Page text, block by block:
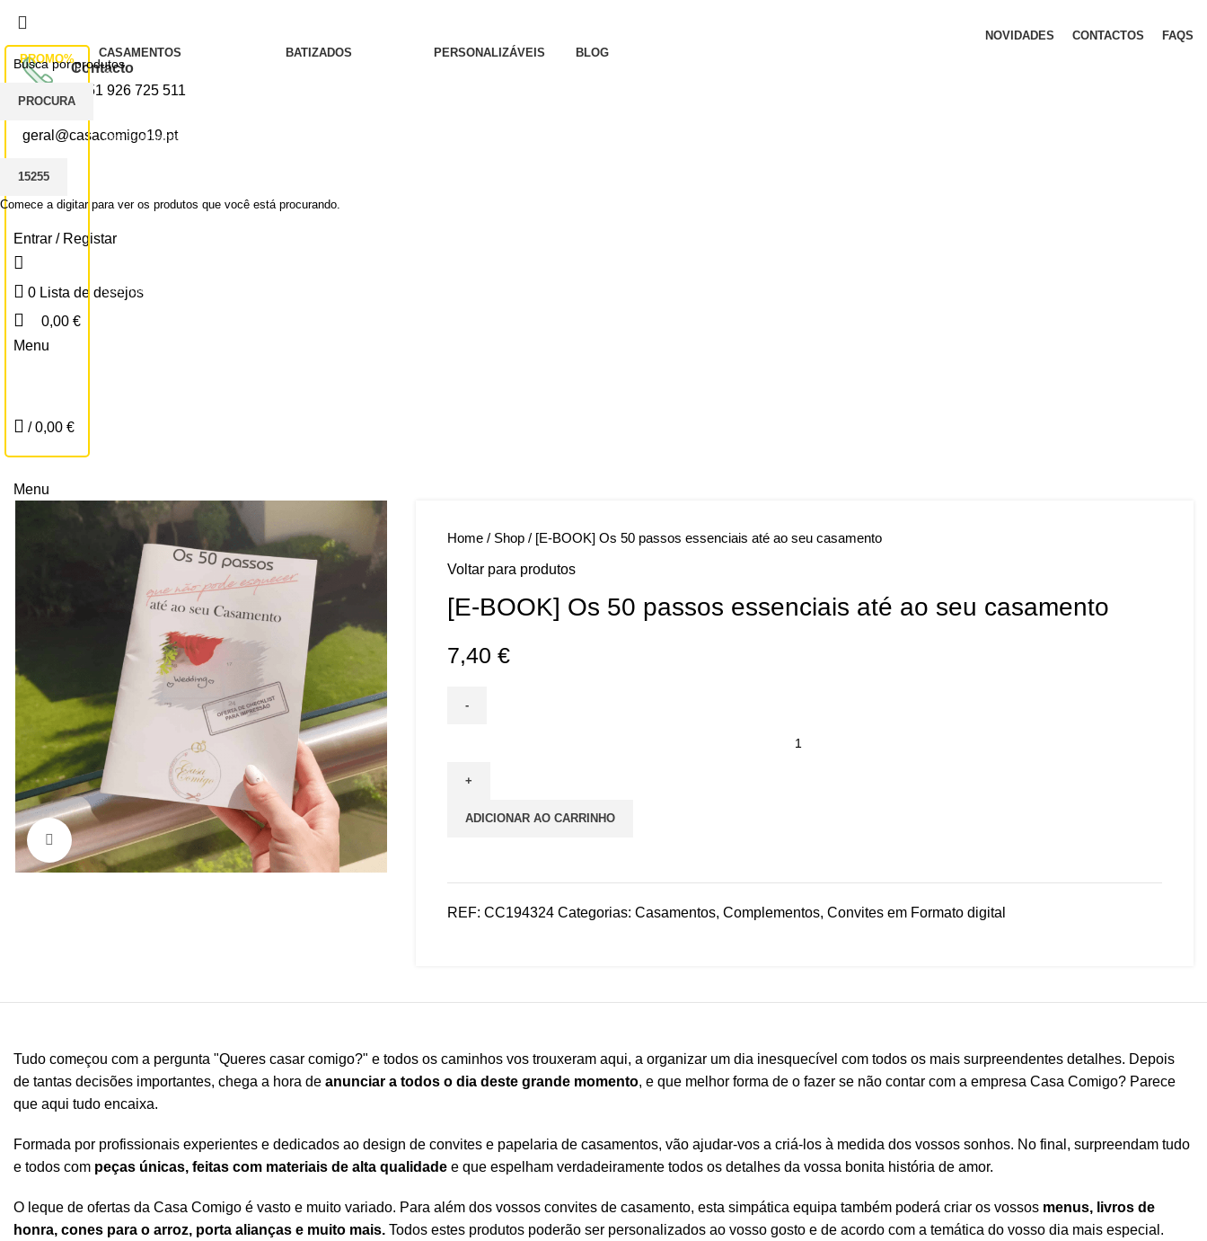
NOVIDADES CONTACTOS FAQS
Contacto
+351 926 725 511
geral@casacomigo19.pt
Entrar / Registar
0 Lista de desejos
0,00 €
Menu
/ 0,00 €
CONTACTA-NOS
Menu
Clique para ampliar
Home / Shop / [E-BOOK] Os 50 passos essenciais até ao seu casamento
Voltar para produtos
[E-BOOK] Os 50 passos essenciais até ao seu casamento
7,40 €
ADICIONAR AO CARRINHO
REF: CC194324 Categorias: Casamentos, Complementos, Convites em Formato digital
Tudo começou com a pergunta "Queres casar comigo?" e todos os caminhos vos trouxeram aqui, a organizar um dia inesquecível com todos os mais surpreendentes detalhes. Depois
de tantas decisões importantes, chega a hora de anunciar a todos o dia deste grande momento, e que melhor forma de o fazer se não contar com a empresa Casa Comigo? Parece
que aqui tudo encaixa.
Formada por profissionais experientes e dedicados ao design de convites e papelaria de casamentos, vão ajudar-vos a criá-los à medida dos vossos sonhos. No final, surpreendam tudo
e todos com peças únicas, feitas com materiais de alta qualidade e que espelham verdadeiramente todos os detalhes da vossa bonita história de amor.
O leque de ofertas da Casa Comigo é vasto e muito variado. Para além dos vossos convites de casamento, esta simpática equipa também poderá criar os vossos menus, livros de
honra, cones para o arroz, porta alianças e muito mais. Todos estes produtos poderão ser personalizados ao vosso gosto e de acordo com a temática do vosso dia mais especial.
PROMO% CASAMENTOS
Convites
Seatingplans
Complementos
BATIZADOS
Lembranças
PERSONALIZÁVEIS BLOG
PROCURA
Comece a digitar para ver os produtos que você está procurando.